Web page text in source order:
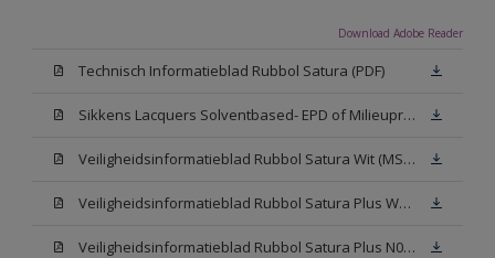
Download Adobe Reader
Technisch Informatieblad Rubbol Satura (PDF)
Sikkens Lacquers Solventbased- EPD of Milieuproductverklaring
Veiligheidsinformatieblad Rubbol Satura Wit (MSDS)
Veiligheidsinformatieblad Rubbol Satura Plus W05 (MSDS)
Veiligheidsinformatieblad Rubbol Satura Plus N00 (MSDS)